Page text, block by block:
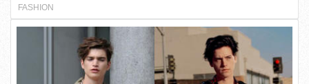
FASHION